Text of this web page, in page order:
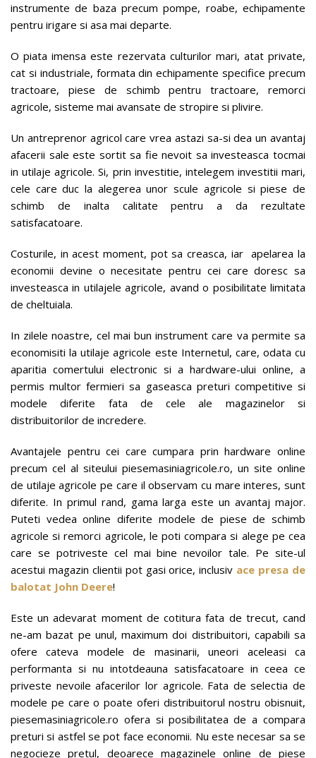
instrumente de baza precum pompe, roabe, echipamente
pentru irigare si asa mai departe.
O piata imensa este rezervata culturilor mari, atat private,
cat si industriale, formata din echipamente specifice precum
tractoare, piese de schimb pentru tractoare, remorci
agricole, sisteme mai avansate de stropire si plivire.
Un antreprenor agricol care vrea astazi sa-si dea un avantaj
afacerii sale este sortit sa fie nevoit sa investeasca tocmai
in utilaje agricole. Si, prin investitie, intelegem investitii mari,
cele care duc la alegerea unor scule agricole si piese de
schimb de inalta calitate pentru a da rezultate
satisfacatoare.
Costurile, in acest moment, pot sa creasca, iar apelarea la
economii devine o necesitate pentru cei care doresc sa
investeasca in utilajele agricole, avand o posibilitate limitata
de cheltuiala.
In zilele noastre, cel mai bun instrument care va permite sa
economisiti la utilaje agricole este Internetul, care, odata cu
aparitia comertului electronic si a hardware-ului online, a
permis multor fermieri sa gaseasca preturi competitive si
modele diferite fata de cele ale magazinelor si
distribuitorilor de incredere.
Avantajele pentru cei care cumpara prin hardware online
precum cel al siteului piesemasiniagricole.ro, un site online
de utilaje agricole pe care il observam cu mare interes, sunt
diferite. In primul rand, gama larga este un avantaj major.
Puteti vedea online diferite modele de piese de schimb
agricole si remorci agricole, le poti compara si alege pe cea
care se potriveste cel mai bine nevoilor tale. Pe site-ul
acestui magazin clientii pot gasi orice, inclusiv ace presa de
balotat John Deere!
Este un adevarat moment de cotitura fata de trecut, cand
ne-am bazat pe unul, maximum doi distribuitori, capabili sa
ofere cateva modele de masinarii, uneori aceleasi ca
performanta si nu intotdeauna satisfacatoare in ceea ce
priveste nevoile afacerilor lor agricole. Fata de selectia de
modele pe care o poate oferi distribuitorul nostru obisnuit,
piesemasiniagricole.ro ofera si posibilitatea de a compara
preturi si astfel se pot face economii. Nu este necesar sa se
negocieze pretul, deoarece magazinele online de piese